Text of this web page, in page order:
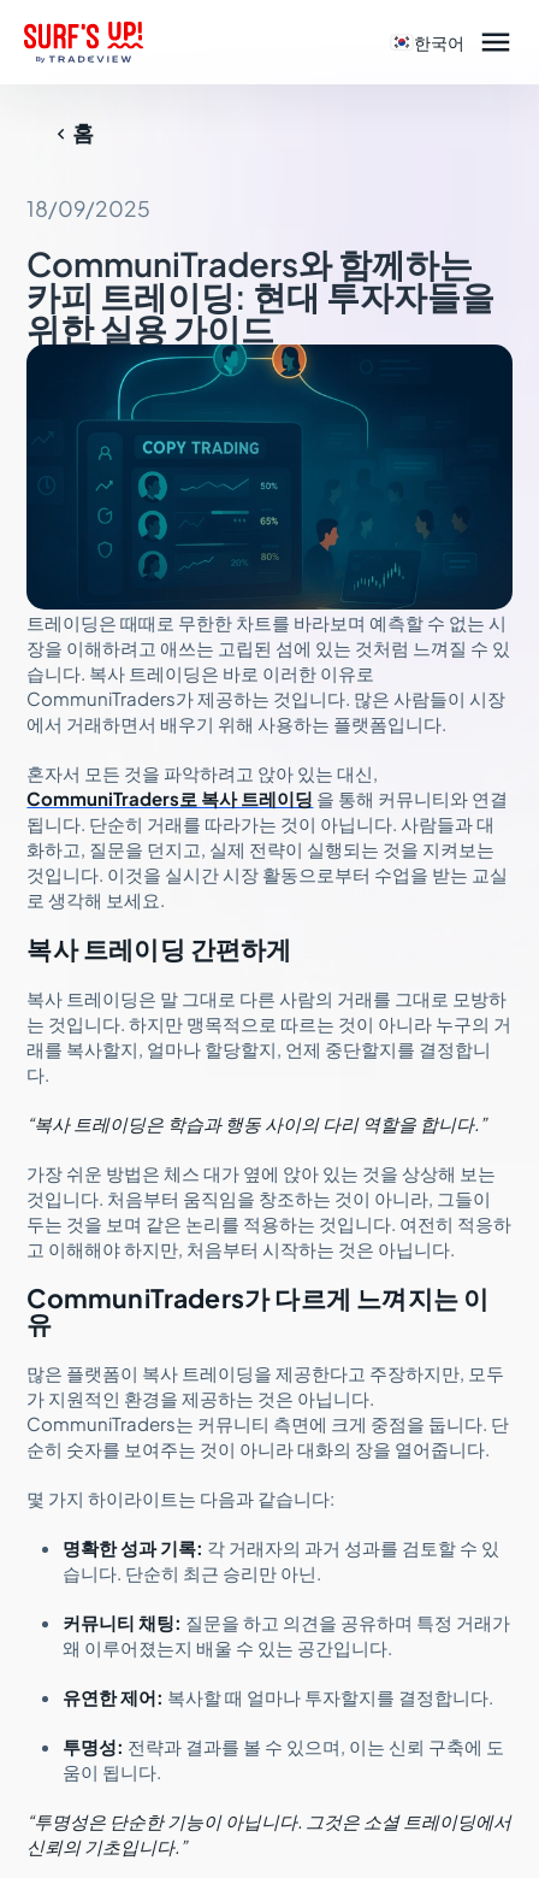
한국어 
 홈
18/09/2025
CommuniTraders와 함께하는
카피 트레이딩: 현대 투자자들을
위한 실용 가이드
트레이딩은 때때로 무한한 차트를 바라보며 예측할 수 없는 시
장을 이해하려고 애쓰는 고립된 섬에 있는 것처럼 느껴질 수 있
습니다. 복사 트레이딩은 바로 이러한 이유로
CommuniTraders가 제공하는 것입니다. 많은 사람들이 시장
에서 거래하면서 배우기 위해 사용하는 플랫폼입니다.
혼자서 모든 것을 파악하려고 앉아 있는 대신,
CommuniTraders로 복사 트레이딩 을 통해 커뮤니티와 연결
됩니다. 단순히 거래를 따라가는 것이 아닙니다. 사람들과 대
화하고, 질문을 던지고, 실제 전략이 실행되는 것을 지켜보는
것입니다. 이것을 실시간 시장 활동으로부터 수업을 받는 교실
로 생각해 보세요.
복사 트레이딩 간편하게
복사 트레이딩은 말 그대로 다른 사람의 거래를 그대로 모방하
는 것입니다. 하지만 맹목적으로 따르는 것이 아니라 누구의 거
래를 복사할지, 얼마나 할당할지, 언제 중단할지를 결정합니
다.
“복사 트레이딩은 학습과 행동 사이의 다리 역할을 합니다.”
가장 쉬운 방법은 체스 대가 옆에 앉아 있는 것을 상상해 보는
것입니다. 처음부터 움직임을 창조하는 것이 아니라, 그들이
두는 것을 보며 같은 논리를 적용하는 것입니다. 여전히 적응하
고 이해해야 하지만, 처음부터 시작하는 것은 아닙니다.
CommuniTraders가 다르게 느껴지는 이
유
많은 플랫폼이 복사 트레이딩을 제공한다고 주장하지만, 모두
가 지원적인 환경을 제공하는 것은 아닙니다.
CommuniTraders는 커뮤니티 측면에 크게 중점을 둡니다. 단
순히 숫자를 보여주는 것이 아니라 대화의 장을 열어줍니다.
몇 가지 하이라이트는 다음과 같습니다:
명확한 성과 기록: 각 거래자의 과거 성과를 검토할 수 있
습니다. 단순히 최근 승리만 아닌.
커뮤니티 채팅: 질문을 하고 의견을 공유하며 특정 거래가
왜 이루어졌는지 배울 수 있는 공간입니다.
유연한 제어: 복사할 때 얼마나 투자할지를 결정합니다.
투명성: 전략과 결과를 볼 수 있으며, 이는 신뢰 구축에 도
움이 됩니다.
“투명성은 단순한 기능이 아닙니다. 그것은 소셜 트레이딩에서
신뢰의 기초입니다.”